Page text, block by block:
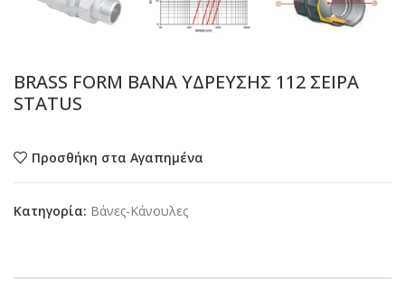
BRASS FORM ΒΑΝΑ ΥΔΡΕΥΣΗΣ 112 ΣΕΙΡΑ
STATUS
Προσθήκη στα Αγαπημένα
Κατηγορία: Βάνες-Κάνουλες